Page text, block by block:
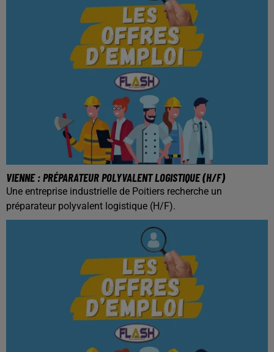
VIENNE : PRÉPARATEUR POLYVALENT LOGISTIQUE (H/F)
Une entreprise industrielle de Poitiers recherche un
préparateur polyvalent logistique (H/F).